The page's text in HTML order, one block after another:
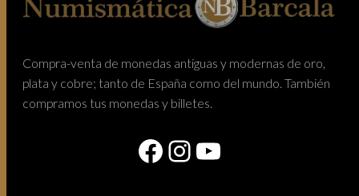
Compra-venta de monedas antiguas y modernas de oro,
plata y cobre; tanto de España como del mundo. También
compramos tus monedas y billetes.
Facebook
Instagram
YouTube